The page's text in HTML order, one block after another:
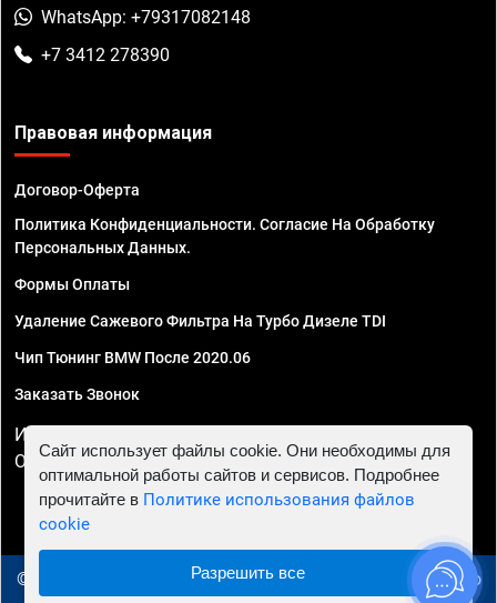
WhatsApp: +79317082148
+7 3412 278390
Правовая информация
Договор-Оферта
Политика Конфиденциальности. Согласие На Обработку
Персональных Данных.
Формы Оплаты
Удаление Сажевого Фильтра На Турбо Дизеле TDI
Чип Тюнинг BMW После 2020.06
Заказать Звонок
ИП Смирнов Георгий Павлович. ИНН 781302555843,
ОГРНИП 324470400032610
© 2010 - 2026 Чип тюнинг в Ижевске - Автосервис "Евро
Сайт использует файлы cookie. Они необходимы для
оптимальной работы сайтов и сервисов. Подробнее
прочитайте в Политике использования файлов
cookie
Разрешить все